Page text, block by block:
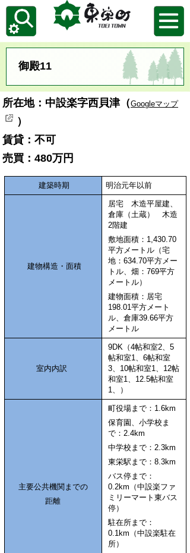
御殿11
所在地：中設楽字西貝津（Googleマップ
）
賃貸 ： 不可
売買 ：480万円
建築時期 明治元年以前
建物構造・面積
居宅 木造平屋建、
倉庫（土蔵） 木造
2階建
敷地面積：1,430.70
平方メートル （宅
地：634.70平方メー
トル、畑：769平方
メートル）
建物面積：居宅
198.01平方メート
ル、倉庫39.66平方
メートル
室内内訳
9DK（4帖和室2、5
帖和室1、6帖和室
3、10帖和室1、12帖
和室1、12.5帖和室
1、）
主要公共機関までの
距離
町役場まで：1.6km
保育園、小学校ま
で：2.4km
中学校まで：2.3km
東栄駅まで：8.3km
バス停まで：
0.2km（中設楽ファ
ミリーマート東バス
停）
駐在所まで：
0.1km（中設楽駐在
所）